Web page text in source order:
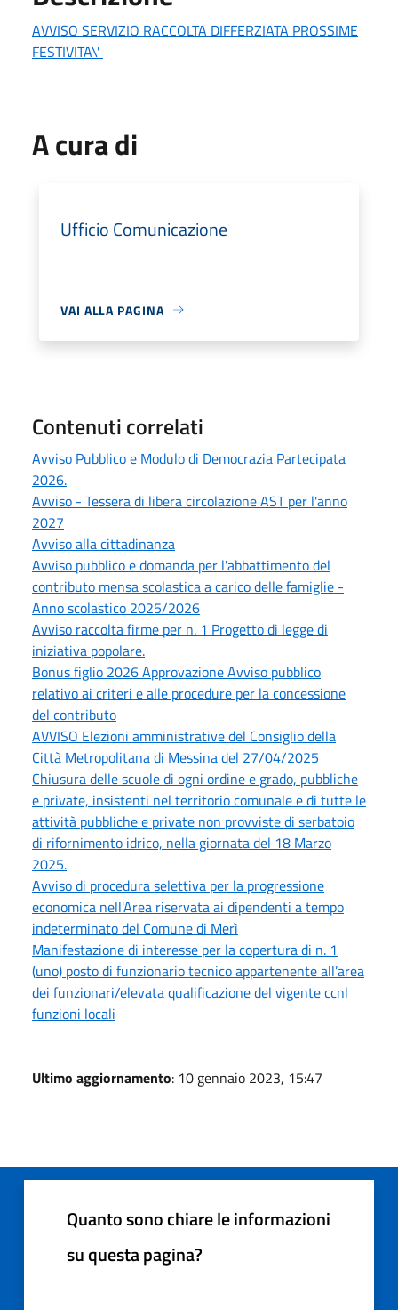
AVVISO SERVIZIO RACCOLTA DIFFERZIATA PROSSIME
FESTIVITA\'
A cura di
Ufficio Comunicazione
VAI ALLA PAGINA
Contenuti correlati
Avviso Pubblico e Modulo di Democrazia Partecipata
2026.
Avviso - Tessera di libera circolazione AST per l'anno
2027
Avviso alla cittadinanza
Avviso pubblico e domanda per l'abbattimento del
contributo mensa scolastica a carico delle famiglie -
Anno scolastico 2025/2026
Avviso raccolta firme per n. 1 Progetto di legge di
iniziativa popolare.
Bonus figlio 2026 Approvazione Avviso pubblico
relativo ai criteri e alle procedure per la concessione
del contributo
AVVISO Elezioni amministrative del Consiglio della
Città Metropolitana di Messina del 27/04/2025
Chiusura delle scuole di ogni ordine e grado, pubbliche
e private, insistenti nel territorio comunale e di tutte le
attività pubbliche e private non provviste di serbatoio
di rifornimento idrico, nella giornata del 18 Marzo
2025.
Avviso di procedura selettiva per la progressione
economica nell'Area riservata ai dipendenti a tempo
indeterminato del Comune di Merì
Manifestazione di interesse per la copertura di n. 1
(uno) posto di funzionario tecnico appartenente all’area
dei funzionari/elevata qualificazione del vigente ccnl
funzioni locali
Ultimo aggiornamento: 10 gennaio 2023, 15:47
Quanto sono chiare le informazioni
su questa pagina?